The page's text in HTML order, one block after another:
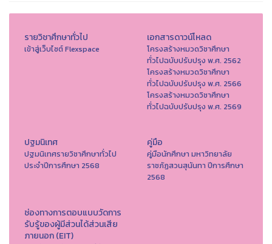
รายวิชาศึกษาทั่วไป
เข้าสู่เว็บไซต์ Flexspace
เอกสารดาวน์โหลด
โครงสร้างหมวดวิชาศึกษา
ทั่วไปฉบับปรับปรุง พ.ศ. 2562
โครงสร้างหมวดวิชาศึกษา
ทั่วไปฉบับปรับปรุง พ.ศ. 2566
โครงสร้างหมวดวิชาศึกษา
ทั่วไปฉบับปรับปรุง พ.ศ. 2569
ปฐมนิเทศ
ปฐมนิเทศรายวิชาศึกษาทั่วไป
ประจำปีการศึกษา 2568
คู่มือ
คู่มือนักศึกษา มหาวิทยาลัย
ราชภัฏสวนสุนันทา ปีการศึกษา
2568
ช่องทางการตอบแบบวัดการ
รับรู้ของผู้มีส่วนได้ส่วนเสีย
ภายนอก (EIT)